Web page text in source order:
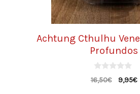
Achtung Cthulhu
Profundos
0
d
16,50€ 9,95€